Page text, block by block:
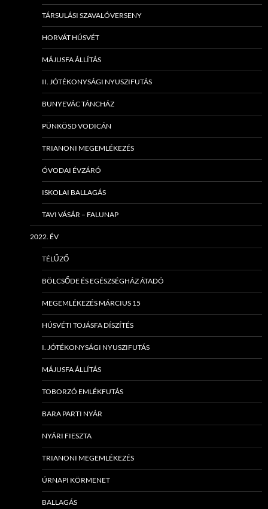
TÁRSULÁSI SZAVALÓVERSENY
HORVÁT HÚSVÉT
MÁJUSFA ÁLLÍTÁS
II. JÓTÉKONYSÁGI NYUSZIFUTÁS
BUNYEVÁC TÁNCHÁZ
PÜNKÖSD VODICÁN
TRIANONI MEGEMLÉKEZÉS
ÓVODAI ÉVZÁRÓ
ISKOLAI BALLAGÁS
TAVI VÁSÁR – FALUNAP
2022. ÉV
TÉLŰZŐ
BÖLCSŐDE ÉS EGÉSZSÉGHÁZ ÁTADÓ
MEGEMLÉKEZÉS MÁRCIUS 15
HÚSVÉTI TOJÁSFA DÍSZÍTÉS
I. JÓTÉKONYSÁGI NYUSZIFUTÁS
MÁJUSFA ÁLLÍTÁS
TOBORZÓ EMLÉKFUTÁS
BARA PARTI NYÁR
NYÁRI FIESZTA
TRIANONI MEGEMLÉKEZÉS
ÚRNAPI KÖRMENET
BALLAGÁS